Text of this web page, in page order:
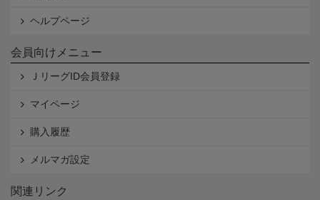
ヘルプページ
会員向けメニュー
ＪリーグID会員登録
マイページ
購入履歴
メルマガ設定
関連リンク